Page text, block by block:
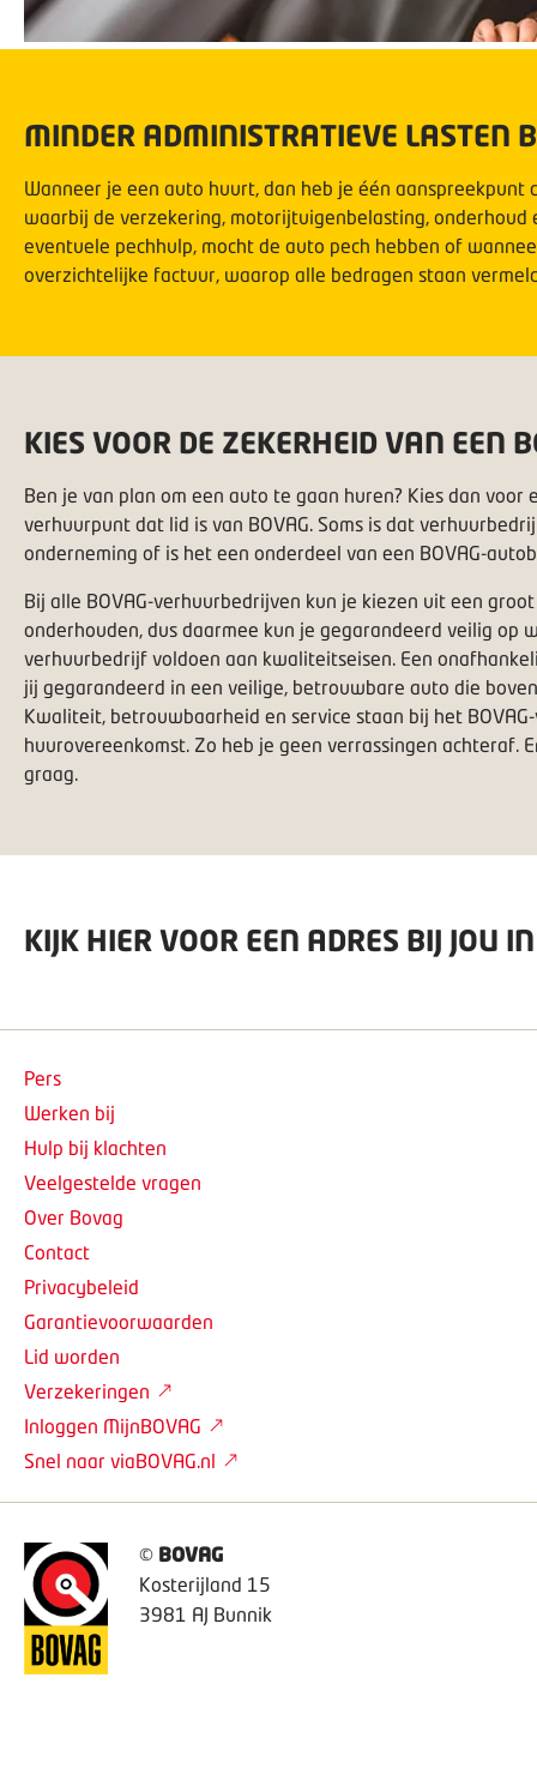
MINDER ADMINISTRATIEVE LASTEN
Wanneer je een auto huurt, dan heb je één
waarbij de verzekering, motorijtuigenbelasting,
eventuele pechhulp, mocht de auto pech hebben of
overzichtelijke factuur, waarop alle bedragen staan
KIES VOOR DE ZEKERHEID VAN EEN
Ben je van plan om een auto te gaan huren? Kies dan
verhuurpunt dat lid is van BOVAG. Soms is dat
onderneming of is het een onderdeel van een BOVAG-
Bij alle BOVAG-verhuurbedrijven kun je kiezen uit een
onderhouden, dus daarmee kun je gegarandeerd veilig op
verhuurbedrijf voldoen aan kwaliteitseisen. Een
jij gegarandeerd in een veilige, betrouwbare auto die
Kwaliteit, betrouwbaarheid en service staan bij het
huurovereenkomst. Zo heb je geen verrassingen achteraf.
graag
KIJK HIER VOOR EEN ADRES BIJ JOU
© BOVAG
Kosterijland 15
3981 AJ Bunnik
Pers
Werken bij
Hulp bij klachten
Veelgestelde vragen
Over Bovag
Contact
Privacybeleid
Garantievoorwaarden
Lid worden
Verzekeringen
Inloggen MijnBOVAG
Snel naar viaBOVAG.nl